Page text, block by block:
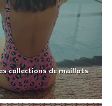
collections de maillots